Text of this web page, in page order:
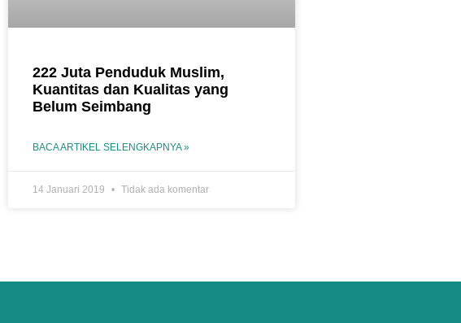
222 Juta Penduduk Muslim,
Kuantitas dan Kualitas yang
Belum Seimbang
BACA ARTIKEL SELENGKAPNYA »
14 Januari 2019 Tidak ada komentar